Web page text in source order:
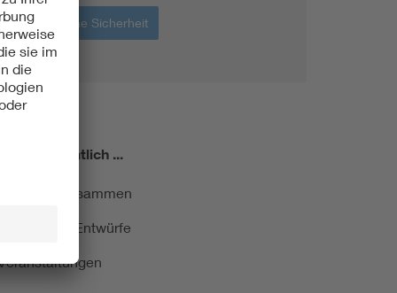
Elektrische Sicherheit
Monatlich ...
kurz zusammen
und Entwürfe